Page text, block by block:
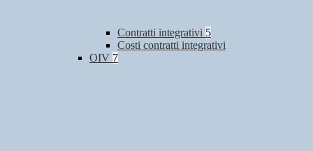
Contratti integrativi 5
Costi contratti integrativi
OIV 7